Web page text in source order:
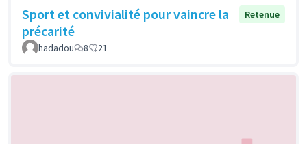
Sport et convivialité pour vaincre la
précarité
Retenue
hadadou 8 21